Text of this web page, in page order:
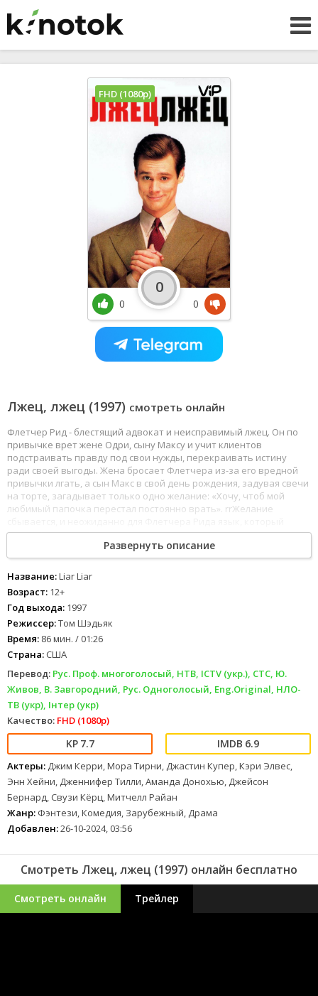
Лжец, лжец (1997) смотреть онлайн
Флетчер Рид - блестящий адвокат и неисправимый лжец. Он по
привычке врет жене Одри, сыну Максу и учит клиентов
подстраивать правду под свои нужды, перекраивать истину
ради своей выгоды. Жена бросает Флетчера из-за его вредной
привычки лгать, а сын Макс в свой день рождения, задувая свечи
на торте, загадывает только одно желание: «Хочу, чтоб мой
любимый папочка перестал постоянно врать». rrЖелание
всегда был его рабочим инструментом, превращается в его
главного врага. Флетчер начинает говорить обидную правду
своему начальнику и клиентам. Эта правдивость может стоить
адвокату работы! Но самое страшное ждет правдивого поневоле
клиента. Без вранья он не сможет выиграть! Да, этот день своей
жизни Флетчер Рид не забудет никогда...
Развернуть описание
Название:Liar Liar
Возраст: 12+
Год выхода: 1997
Режиссер:Том Шэдьяк
Время: 86 мин. / 01:26
Страна: США
Перевод: Рус. Проф. многоголосый, НТВ, ICTV (укр.), СТС, Ю.
Живов, В. Завгородний, Рус. Одноголосый, Eng.Original, НЛО-
ТВ (укр), Інтер (укр)
Качество: FHD (1080p)
7.7 6.9
Актеры: Джим Керри, Мора Тирни, Джастин Купер, Кэри Элвес,
Энн Хейни, Дженнифер Тилли, Аманда Донохью, Джейсон
Бернард, Свузи Кёрц, Митчелл Райан
Жанр: Фэнтези, Комедия, Зарубежный, Драма
Добавлен:26-10-2024, 03:56
FHD (1080p)
0
0
0
Смотреть Лжец, лжец (1997) онлайн бесплатно
Смотреть онлайн Трейлер